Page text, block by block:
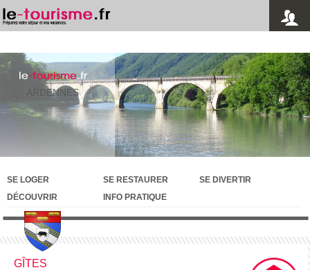
le-tourisme.fr
ARDENNES
SE LOGER SE RESTAURER
SE DIVERTIR
DÉCOUVRIR
INFO PRATIQUE
GÎTES